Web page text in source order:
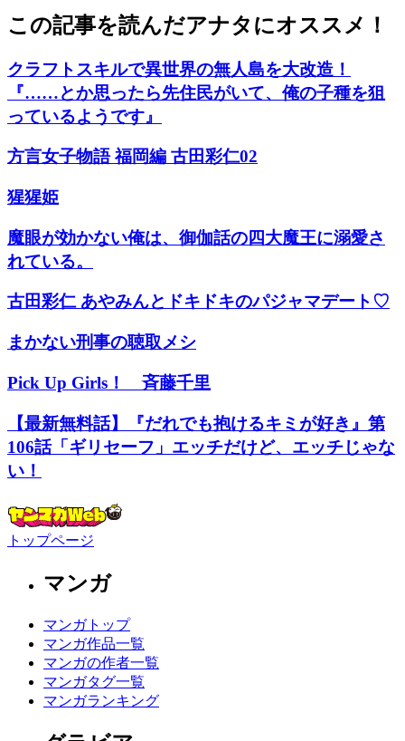
この記事を読んだアナタにオススメ！
クラフトスキルで異世界の無人島を大改造！
『……とか思ったら先住民がいて、俺の子種を狙
っているようです』
方言女子物語 福岡編 古田彩仁02
猩猩姫
魔眼が効かない俺は、御伽話の四大魔王に溺愛さ
れている。
古田彩仁 あやみんとドキドキのパジャマデート♡
まかない刑事の聴取メシ
Pick Up Girls！ 斉藤千里
【最新無料話】『だれでも抱けるキミが好き』第
106話「ギリセーフ」エッチだけど、エッチじゃな
い！
トップページ
マンガ
マンガトップ
マンガ作品一覧
マンガの作者一覧
マンガタグ一覧
マンガランキング